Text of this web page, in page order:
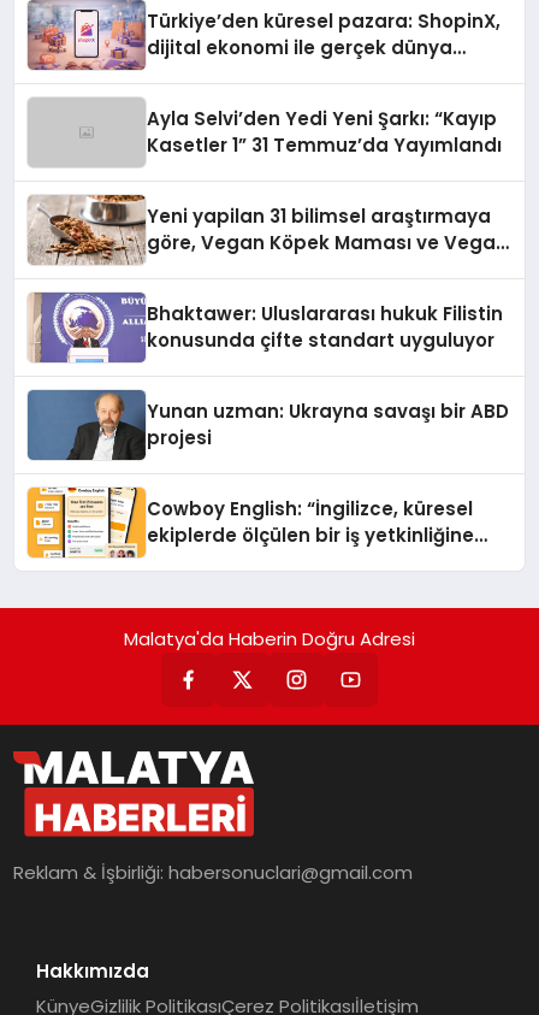
Türkiye’den küresel pazara: ShopinX,
dijital ekonomi ile gerçek dünya
Ayla Selvi’den Yedi Yeni Şarkı: “Kayıp
Kasetler 1” 31 Temmuz’da Yayımlandı
Yeni yapilan 31 bilimsel araştırmaya
göre, Vegan Köpek Maması ve Vegan
Bhaktawer: Uluslararası hukuk Filistin
konusunda çifte standart uyguluyor
Yunan uzman: Ukrayna savaşı bir ABD
projesi
Cowboy English: “İngilizce, küresel
ekiplerde ölçülen bir iş yetkinliğine
Malatya'da Haberin Doğru Adresi
Reklam & İşbirliği:habersonuclari@gmail.com
Hakkımızda
KünyeGizlilik PolitikasıÇerez Politikasıİletişim